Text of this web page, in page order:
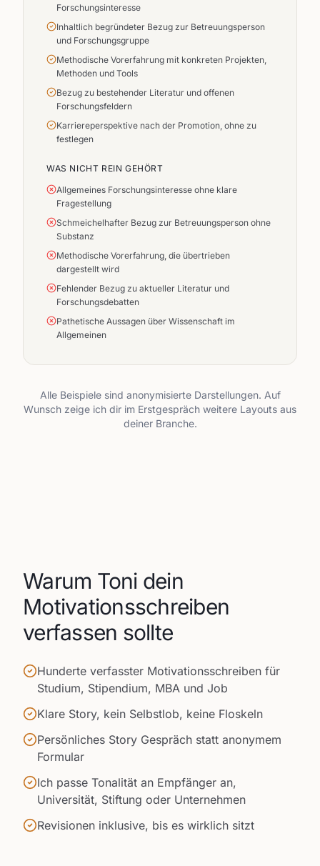
Forschungsinteresse
Inhaltlich begründeter Bezug zur Betreuungsperson
und Forschungsgruppe
Methodische Vorerfahrung mit konkreten Projekten,
Methoden und Tools
Bezug zu bestehender Literatur und offenen
Forschungsfeldern
Karriereperspektive nach der Promotion, ohne zu
festlegen
WAS NICHT REIN GEHÖRT
Allgemeines Forschungsinteresse ohne klare
Fragestellung
Schmeichelhafter Bezug zur Betreuungsperson ohne
Substanz
Methodische Vorerfahrung, die übertrieben
dargestellt wird
Fehlender Bezug zu aktueller Literatur und
Forschungsdebatten
Pathetische Aussagen über Wissenschaft im
Allgemeinen
Alle Beispiele sind anonymisierte Darstellungen. Auf
Wunsch zeige ich dir im Erstgespräch weitere Layouts aus
deiner Branche.
Warum Toni dein
Motivationsschreiben
verfassen sollte
Hunderte verfasster Motivationsschreiben für
Studium, Stipendium, MBA und Job
Klare Story, kein Selbstlob, keine Floskeln
Persönliches Story Gespräch statt anonymem
Formular
Ich passe Tonalität an Empfänger an,
Universität, Stiftung oder Unternehmen
Revisionen inklusive, bis es wirklich sitzt